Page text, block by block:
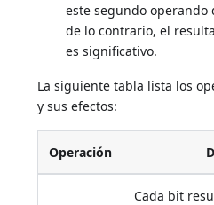
este segundo operando
de lo contrario, el
es significativo.
La siguiente tabla lista los
y sus efectos:
Operación
Cada bit